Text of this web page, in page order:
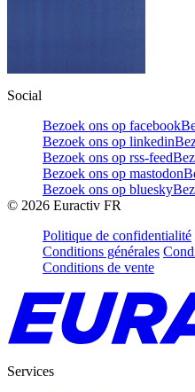
Social
Bezoek ons op facebook
Bezoek ons op linkedin
Bezoek ons op rss-feed
Bezoek ons op mastodon
Bezoek ons op bluesky
© 2026 Euractiv FR
Politique de confidentialité
Conditions générales
Conditions de vente
Services